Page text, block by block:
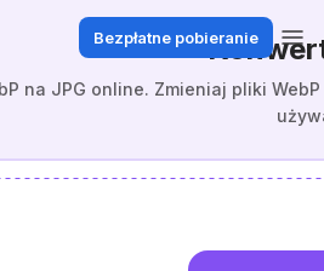
Bezpłatne pobieranie
na JPG online. Zmieniaj pliki